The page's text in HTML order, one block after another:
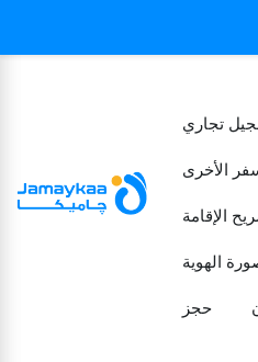
تجاري
الأخرى
الإقامة
الهوية
حجز